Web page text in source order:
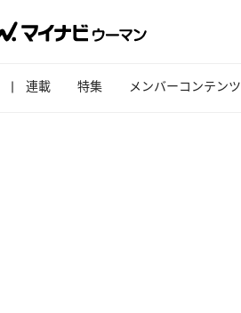
連載 特集 メンバーコンテンツ